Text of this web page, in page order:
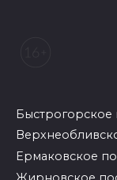
Быстрогорское
Ермаковское